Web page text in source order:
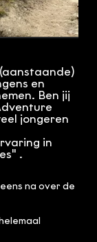
en
Ben jij
jongeren
in
.
na over de